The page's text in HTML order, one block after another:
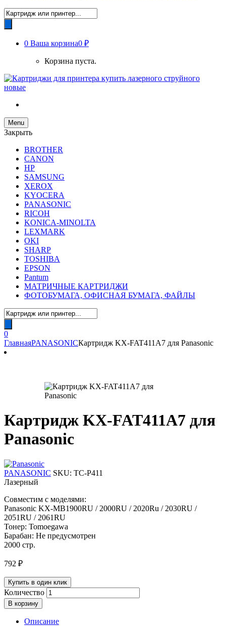
Поиск
товаров
0 Ваша корзина0 ₽
Корзина пуста.
Menu
Закрыть
BROTHER
CANON
HP
SAMSUNG
XEROX
KYOCERA
PANASONIC
RICOH
KONICA-MINOLTA
LEXMARK
OKI
SHARP
TOSHIBA
EPSON
Pantum
МАТРИЧНЫЕ КАРТРИДЖИ
ФОТОБУМАГА, ОФИСНАЯ БУМАГА, ФАЙЛЫ
Поиск
товаров
0
ГлавнаяPANASONICКартридж KX-FAT411A7 для Panasonic
Картридж KX-FAT411A7 для
Panasonic
PANASONIC SKU: TC-P411
Лазерный
Совместим с моделями:
Panasonic KX-MB1900RU / 2000RU / 2020Ru / 2030RU /
2051RU / 2061RU
Тонер: Tomoegawa
Барабан: Не предусмотрен
2000 стр.
792 ₽
Купить в один клик
Количество
В корзину
Описание